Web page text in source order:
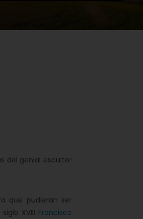
del genial escultor
que pudieran ser
XVIII Francisco